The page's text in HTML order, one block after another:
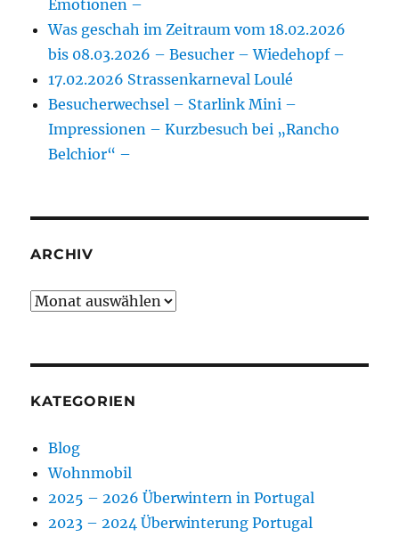
Emotionen –
Was geschah im Zeitraum vom 18.02.2026
bis 08.03.2026 – Besucher – Wiedehopf –
17.02.2026 Strassenkarneval Loulé
Besucherwechsel – Starlink Mini –
Impressionen – Kurzbesuch bei „Rancho
Belchior“ –
ARCHIV
Archiv
KATEGORIEN
Blog
Wohnmobil
2025 – 2026 Überwintern in Portugal
2023 – 2024 Überwinterung Portugal